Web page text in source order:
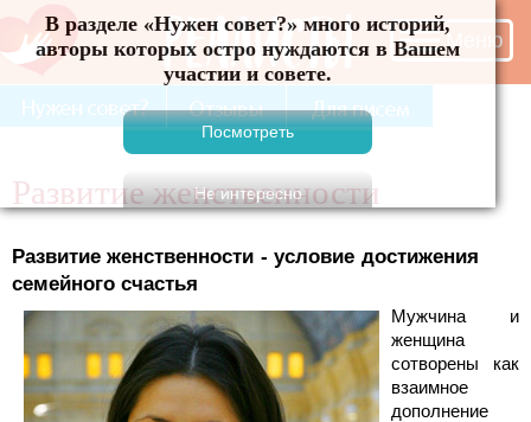
В разделе «Нужен совет?» много историй, авторы
которых остро нуждаются в Вашем участии и
совете.
Меню
Развитие женственности
Развитие женственности - условие достижения
семейного счастья
Мужчина и
женщина
сотворены как
взаимное
дополнение